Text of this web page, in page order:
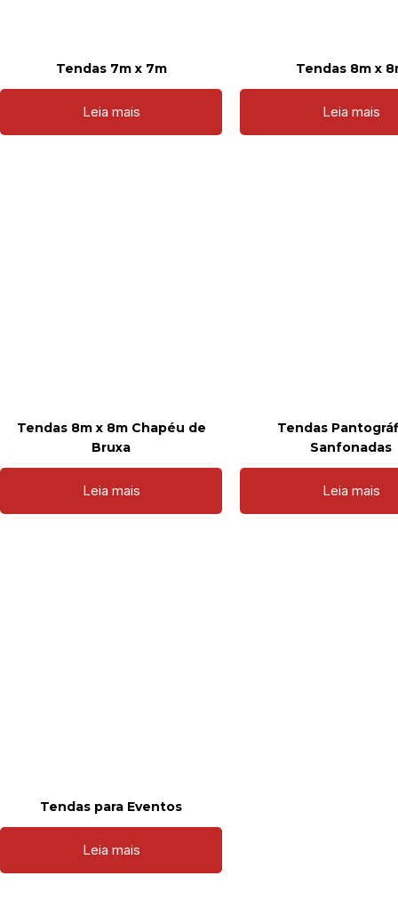
Tendas 7m x 7m
Leia mais
Tendas 8m x
Leia mais
Tendas 8m x 8m Chapéu de
Bruxa
Leia mais
Tendas
Sanfonadas
Leia mais
Tendas para Eventos
Leia mais